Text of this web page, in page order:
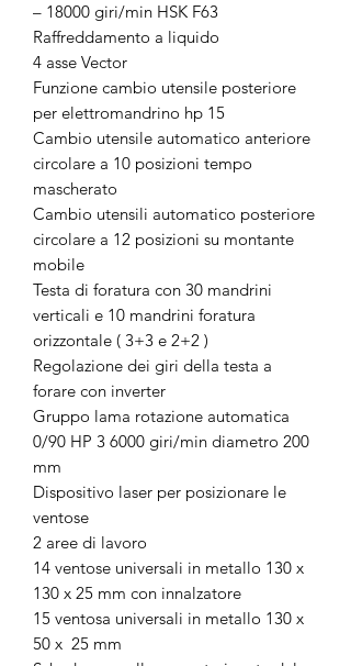
– 18000 giri/min HSK F63
Raffreddamento a liquido
4 asse Vector
Funzione cambio utensile posteriore
per elettromandrino hp 15
Cambio utensile automatico anteriore
circolare a 10 posizioni tempo
mascherato
Cambio utensili automatico posteriore
circolare a 12 posizioni su montante
mobile
Testa di foratura con 30 mandrini
verticali e 10 mandrini foratura
orizzontale ( 3+3 e 2+2 )
Regolazione dei giri della testa a
forare con inverter
Gruppo lama rotazione automatica
0/90 HP 3 6000 giri/min diametro 200
mm
Dispositivo laser per posizionare le
ventose
2 aree di lavoro
14 ventose universali in metallo 130 x
130 x 25 mm con innalzatore
15 ventosa universali in metallo 130 x
50 x 25 mm